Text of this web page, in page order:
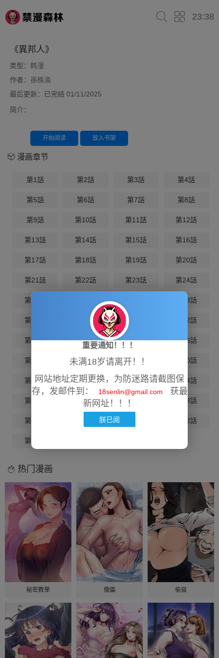
23:38
《異邦人》
类型： 韩漫
作者： 孫株渙
最后更新：已完结 01/11/2025
简介：
开始阅读 放入书架
漫画章节
第1話 第2話 第3話 第4話
第5話 第6話 第7話 第8話
第9話 第10話 第11話 第12話
第13話 第14話 第15話 第16話
第17話 第18話 第19話 第20話
第21話 第22話 第23話 第24話
第25話 第28話
第29話 第30話 第31話 第32話
第33話 第34話 第35話 第36話
第37話 第38話 第39話 第40話
第41話 第42話 第43話 第44話
第45話 第46話 第47話 第48話
第49話 第52話
第53話
热门漫画
秘密教學 傀儡 偷窺
重要通知！！！
未满18岁请离开！！
网站地址定期更换，为防迷路请截图保
存，发邮件到：
18senlin@gmail.com
获最
新网址！！！
朕已阅